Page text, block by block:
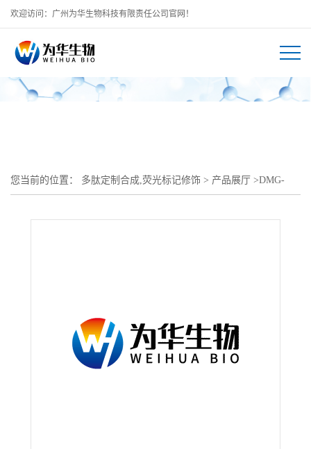
欢迎访问：广州为华生物科技有限责任公司官网！
您当前的位置： 多肽定制合成,荧光标记修饰 > 产品展厅 >DMG-